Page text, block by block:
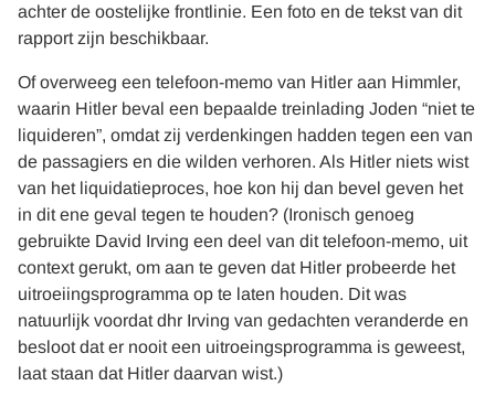
achter de oostelijke frontlinie. Een foto en de tekst van dit
rapport zijn beschikbaar.
Of overweeg een telefoon-memo van Hitler aan Himmler,
waarin Hitler beval een bepaalde treinlading Joden “niet te
liquideren”, omdat zij verdenkingen hadden tegen een van
de passagiers en die wilden verhoren. Als Hitler niets wist
van het liquidatieproces, hoe kon hij dan bevel geven het
in dit ene geval tegen te houden? (Ironisch genoeg
gebruikte David Irving een deel van dit telefoon-memo, uit
context gerukt, om aan te geven dat Hitler probeerde het
uitroeiingsprogramma op te laten houden. Dit was
natuurlijk voordat dhr Irving van gedachten veranderde en
besloot dat er nooit een uitroeingsprogramma is geweest,
laat staan dat Hitler daarvan wist.)